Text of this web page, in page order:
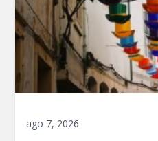
ago 7, 2026